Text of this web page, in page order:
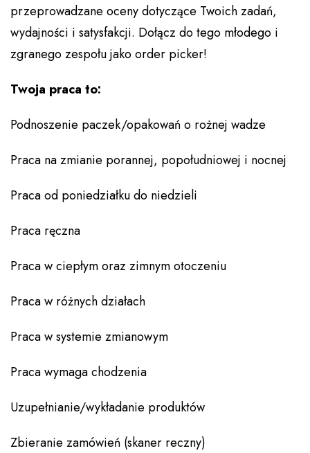
przeprowadzane oceny dotyczące Twoich zadań,
wydajności i satysfakcji. Dołącz do tego młodego i
zgranego zespołu jako order picker!
Twoja praca to:
Podnoszenie paczek/opakowań o rożnej wadze
Praca na zmianie porannej, popołudniowej i nocnej
Praca od poniedziałku do niedzieli
Praca ręczna
Praca w ciepłym oraz zimnym otoczeniu
Praca w różnych działach
Praca w systemie zmianowym
Praca wymaga chodzenia
Uzupełnianie/wykładanie produktów
Zbieranie zamówień (skaner reczny)